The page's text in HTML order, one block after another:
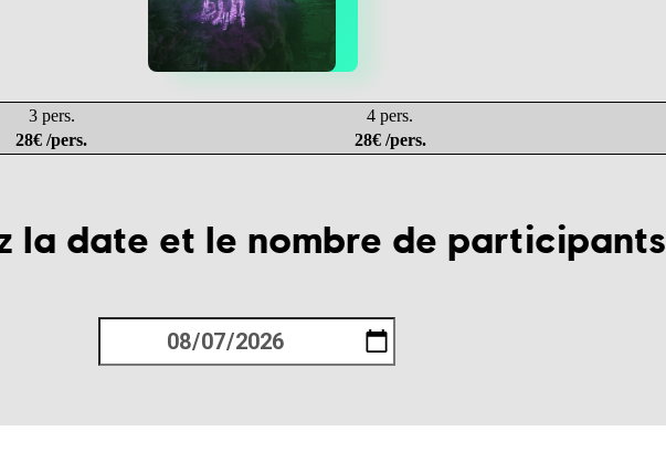
3 pers. 4 pers.
28€ /pers. 28€ /pers.
la date et le nombre de participants